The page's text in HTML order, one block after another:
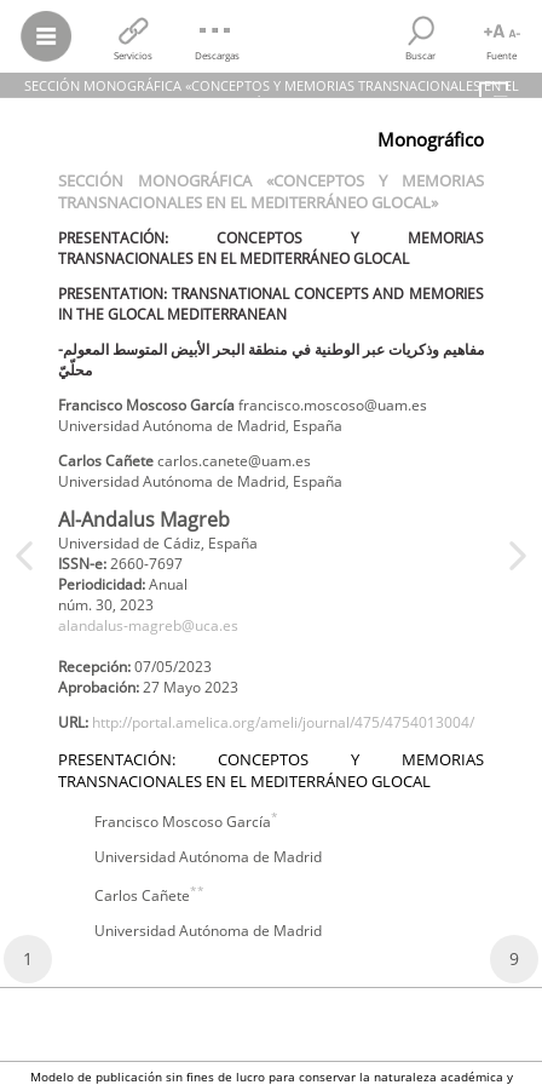
Servicios Descargas Buscar Fuente
SECCIÓN MONOGRÁFICA «CONCEPTOS Y MEMORIAS TRANSNACIONALES EN EL
MEDITERRÁNEO GLOCAL»
Francisco Moscoso García; Carlos Cañete
SECCIÓN MONOGRÁFICA «CONCEPTOS Y MEMORIAS
TRANSNACIONALES EN EL MEDITERRÁNEO GLOCAL»
PRESENTACIÓN: CONCEPTOS Y MEMORIAS TRANSNACIONALES EN EL
PRESENTATION: TRANSNATIONAL CONCEPTS AND MEMORIES IN THE
GLOCAL MEDITERRANEAN
Al-Andalus Magreb, núm. 30, pp. 1-5, 2023
Universidad de Cádiz
Monográfico
SECCIÓN MONOGRÁFICA «CONCEPTOS Y MEMORIAS
TRANSNACIONALES EN EL MEDITERRÁNEO GLOCAL»
PRESENTACIÓN: CONCEPTOS Y MEMORIAS
TRANSNACIONALES EN EL MEDITERRÁNEO GLOCAL
PRESENTATION: TRANSNATIONAL CONCEPTS AND MEMORIES
IN THE GLOCAL MEDITERRANEAN
مفاهيم وذكريات عبر الوطنية في منطقة البحر الأبيض المتوسط المعولم-
محلّيّ
Francisco Moscoso Garcíafrancisco.moscoso@uam.es
Universidad Autónoma de Madrid, España
CarlosCañetecarlos.canete@uam.es
Universidad Autónoma de Madrid, España
Al-Andalus Magreb
Universidad de Cádiz, España
ISSN-e:2660-7697
Periodicidad:Anual
núm. 30, 2023
alandalus-magreb@uca.es
Recepción:07/05/2023
Aprobación:
27 Mayo 2023
URL: http://portal.amelica.org/ameli/journal/475/4754013004/
PRESENTACIÓN: CONCEPTOS Y MEMORIAS
TRANSNACIONALES EN EL MEDITERRÁNEO GLOCAL
Francisco Moscoso García*
Universidad Autónoma de Madrid
Carlos Cañete**
Universidad Autónoma de Madrid
1 9
Modelo de publicación sin fines de lucro para conservar la naturaleza académica y